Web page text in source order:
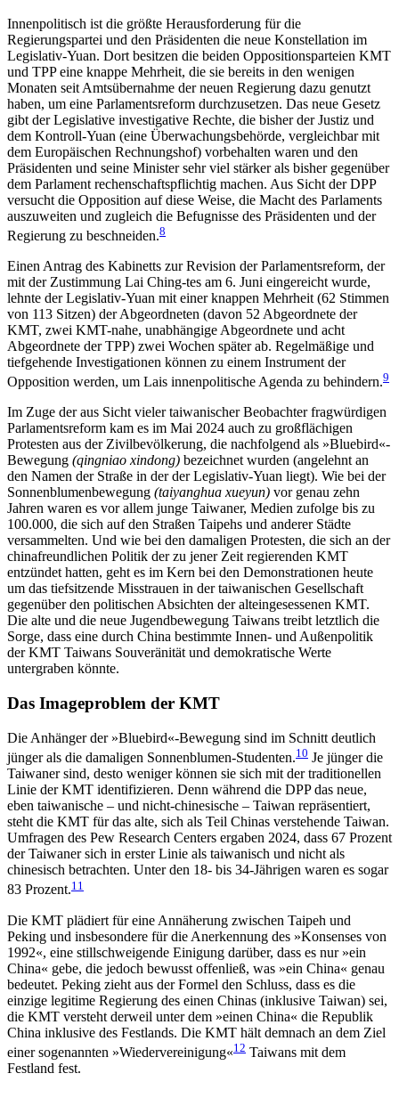
Innenpolitisch ist die größte Herausforderung für die
Regierungspartei und den Präsidenten die neue Kon­stellation im
Legislativ-Yuan. Dort besitzen die beiden Oppositionsparteien KMT
und TPP eine knappe Mehr­heit, die sie bereits in den wenigen
Monaten seit Amtsübernahme der neuen Regierung dazu genutzt
haben, um eine Parlamentsreform durchzusetzen. Das neue Gesetz
gibt der Legislative investigative Rechte, die bisher der Justiz und
dem Kontroll-Yuan (eine Überwachungsbehörde, vergleichbar mit
dem Europäischen Rechnungshof) vorbehalten waren und den
Präsidenten und seine Minister sehr viel stärker als bisher gegenüber
dem Parlament rechenschaftspflichtig machen. Aus Sicht der DPP
versucht die Opposition auf diese Weise, die Macht des Parlaments
auszuweiten und zugleich die Befugnisse des Präsi­denten und der
Regierung zu beschneiden.8
Einen Antrag des Kabinetts zur Revision der Parlamentsreform, der
mit der Zustimmung Lai Ching-tes am 6. Juni eingereicht wurde,
lehnte der Legislativ-Yuan mit einer knappen Mehrheit (62 Stimmen
von 113 Sitzen) der Abgeordneten (davon 52 Abgeordnete der
KMT, zwei KMT-nahe, unabhängige Abgeordnete und acht
Abgeordnete der TPP) zwei Wochen später ab. Regelmäßige und
tiefgehende Investigationen können zu einem Instrument der
Opposition werden, um Lais innenpolitische Agenda zu behindern.9
Im Zuge der aus Sicht vieler taiwanischer Beobachter fragwürdigen
Parlamentsreform kam es im Mai 2024 auch zu großflächigen
Protesten aus der Zivil­bevölkerung, die nachfolgend als »Bluebird«-
Bewegung (qingniao xindong) bezeichnet wurden (angelehnt an
den Namen der Straße in der der Legislativ-Yuan liegt). Wie bei der
Sonnenblumenbewegung (taiyanghua xueyun) vor genau zehn
Jahren waren es vor allem junge Taiwaner, Medien zufolge bis zu
100.000, die sich auf den Straßen Taipehs und anderer Städte
versammelten. Und wie bei den damaligen Protesten, die sich an der
chinafreundlichen Politik der zu jener Zeit regierenden KMT
entzündet hatten, geht es im Kern bei den Demonstrationen heute
um das tief­sitzende Misstrauen in der taiwanischen Gesellschaft
gegenüber den politischen Absichten der alteingesessenen KMT.
Die alte und die neue Jugendbewegung Taiwans treibt letztlich die
Sorge, dass eine durch China bestimmte Innen- und Außenpolitik
der KMT Taiwans Souveränität und demokratische Werte
untergraben könnte.
Das Imageproblem der KMT
Die Anhänger der »Bluebird«-Bewegung sind im Schnitt deutlich
jünger als die damaligen Sonnenblumen-Studenten.10 Je jünger die
Taiwaner sind, desto weniger können sie sich mit der traditionellen
Linie der KMT identifizieren. Denn während die DPP das neue,
eben taiwanische – und nicht-chinesische – Taiwan repräsentiert,
steht die KMT für das alte, sich als Teil Chinas verstehende Taiwan.
Umfragen des Pew Research Centers ergaben 2024, dass 67 Pro­zent
der Taiwaner sich in erster Linie als taiwanisch und nicht als
chinesisch betrachten. Unter den 18- bis 34-Jährigen waren es sogar
83 Prozent.11
Die KMT plädiert für eine Annäherung zwischen Taipeh und
Peking und insbesondere für die An­erken­nung des »Konsenses von
1992«, eine stillschweigende Einigung darüber, dass es nur »ein
China« gebe, die jedoch bewusst offenließ, was »ein China« genau
bedeutet. Peking zieht aus der Formel den Schluss, dass es die
einzige legitime Regierung des einen Chinas (inklusive Taiwan) sei,
die KMT versteht derweil unter dem »einen China« die Repu­blik
China inklusive des Festlands. Die KMT hält demnach an dem Ziel
einer sogenannten »Wieder­vereinigung«12 Taiwans mit dem
Festland fest.